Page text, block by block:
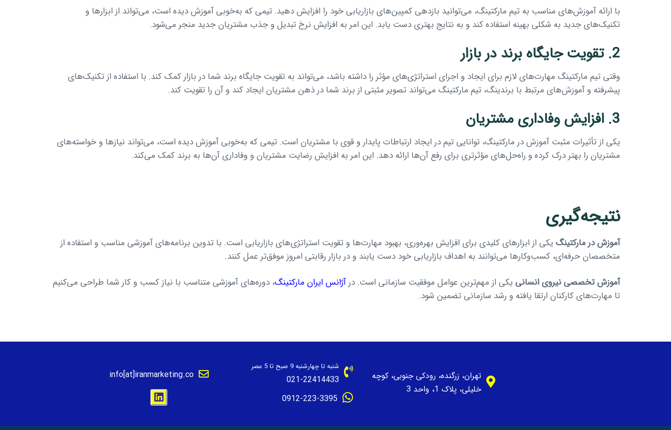
با ارائه آموزش‌های مناسب به تیم مارکتینگ، می‌توانید بازدهی کمپین‌های بازاریابی خود را افزایش دهید. تیمی که به‌خوبی آموزش دیده است، می‌تواند از ابزارها و
تکنیک‌های جدید به شکلی بهینه استفاده کند و به نتایج بهتری دست یابد. این امر به افزایش نرخ تبدیل و جذب مشتریان جدید منجر می‌شود.
2. تقویت جایگاه برند در بازار
وقتی تیم مارکتینگ مهارت‌های لازم برای ایجاد و اجرای استراتژی‌های مؤثر را داشته باشد، می‌تواند به تقویت جایگاه برند شما در بازار کمک کند. با استفاده از تکنیک‌های
پیشرفته و آموزش‌های مرتبط با برندینگ، تیم مارکتینگ می‌تواند تصویر مثبتی از برند شما در ذهن مشتریان ایجاد کند و آن را تقویت کند.
3. افزایش وفاداری مشتریان
یکی از تأثیرات مثبت آموزش در مارکتینگ، توانایی تیم در ایجاد ارتباطات پایدار و قوی با مشتریان است. تیمی که به‌خوبی آموزش دیده است، می‌تواند نیازها و خواسته‌های
مشتریان را بهتر درک کرده و راه‌حل‌های مؤثرتری برای رفع آن‌ها ارائه دهد. این امر به افزایش رضایت مشتریان و وفاداری آن‌ها به برند کمک می‌کند.
نتیجه‌گیری
آموزش در مارکتینگ یکی از ابزارهای کلیدی برای افزایش بهره‌وری، بهبود مهارت‌ها و تقویت استراتژی‌های بازاریابی است. با تدوین برنامه‌های آموزشی مناسب و استفاده از
متخصصان حرفه‌ای، کسب‌وکارها می‌توانند به اهداف بازاریابی خود دست یابند و در بازار رقابتی امروز موفق‌تر عمل کنند.
آموزش تخصصی نیروی انسانی یکی از مهم‌ترین عوامل موفقیت سازمانی است. درآژانس ایران مارکتینگ، دوره‌های آموزشی متناسب با نیاز کسب و کار شما طراحی می‌کنیم
تا مهارت‌های کارکنان ارتقا یافته و رشد سازمانی تضمین شود.
تهران، زرگنده، رودکی جنوبی، کوچه
خلیلی، پلاک 1، واحد 3
شنبه تا چهارشنبه 9 صبح تا 5 عصر
021-22414433
0912-223-3395
info[at]iranmarketing.co